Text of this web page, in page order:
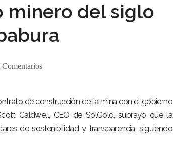
minero del siglo
Comentarios
de construcción de la mina con el gobierno
Caldwell, CEO de SolGold, subrayó que la
de sostenibilidad y transparencia, siguiendo